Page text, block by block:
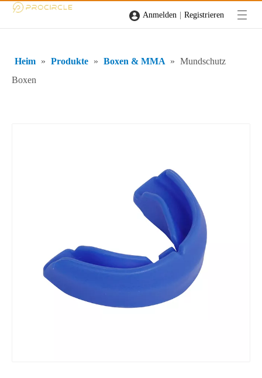
Anmelden | Registrieren
Heim » Produkte » Boxen & MMA » Mundschutz
Boxen